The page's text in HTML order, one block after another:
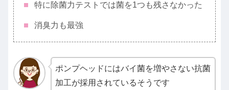
特に除菌力テストでは菌を1つも残さなかった
消臭力も最強
ポンプヘッドにはバイ菌を増やさない抗菌
加工が採用されているそうです